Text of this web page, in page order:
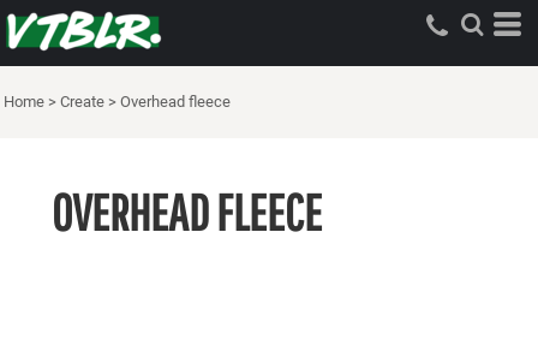
Home > Create > Overhead fleece
OVERHEAD FLEECE